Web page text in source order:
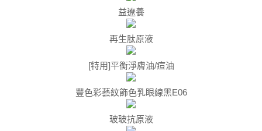
益遼養
再生肽原液
[特用]平衡淨膚油/痘油
豐色彩藝紋飾色乳眼線黑E06
玻玻抗原液